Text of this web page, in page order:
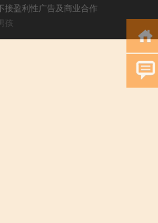
接盈利性广告及商业合作
孩